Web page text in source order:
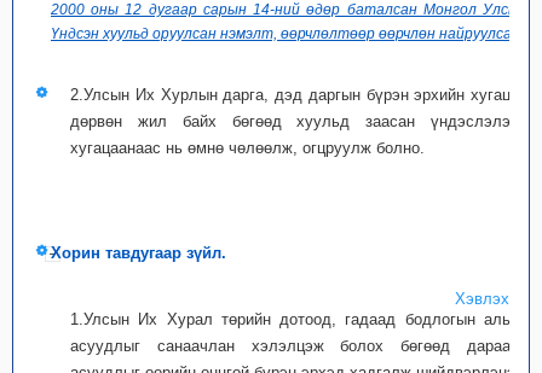
2000 оны 12 дугаар сарын 14-ний өдөр баталсан Монгол Улсын
Үндсэн хуульд оруулсан нэмэлт, өөрчлөлтөөр өөрчлөн найруулсан/
2.Улсын Их Хурлын дарга, дэд даргын бүрэн эрхийн хугацаа
дөрвөн жил байх бөгөөд хуульд заасан үндэслэлээр
хугацаанаас нь өмнө чөлөөлж, огцруулж болно.
Хорин тавдугаар зүйл.
Хэвлэх
1.Улсын Их Хурал төрийн дотоод, гадаад бодлогын аль ч
асуудлыг санаачлан хэлэлцэж болох бөгөөд дараахь